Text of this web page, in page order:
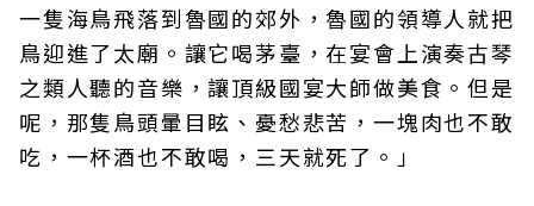
一隻海鳥飛落到魯國的郊外，魯國的領導人就把
鳥迎進了太廟。讓它喝茅臺，在宴會上演奏古琴
之類人聽的音樂，讓頂級國宴大師做美食。但是
呢，那隻鳥頭暈目眩、憂愁悲苦，一塊肉也不敢
吃，一杯酒也不敢喝，三天就死了。」